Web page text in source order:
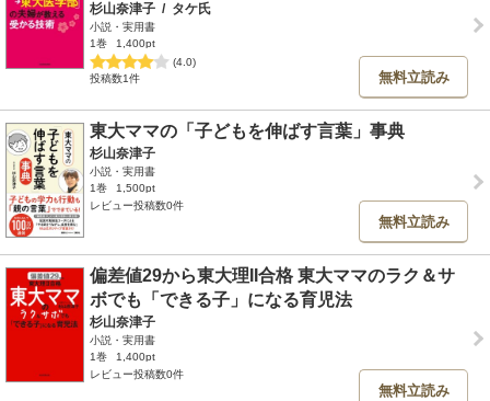
杉山奈津子 / タケ氏
小説・実用書
1巻
1,400pt
(4.0)
投稿数1件
無料立読み
東大ママの「子どもを伸ばす言葉」事典
杉山奈津子
小説・実用書
1巻
1,500pt
レビュー投稿数0件
無料立読み
偏差値29から東大理II合格 東大ママのラク＆サ
ボでも「できる子」になる育児法
杉山奈津子
小説・実用書
1巻
1,400pt
レビュー投稿数0件
無料立読み